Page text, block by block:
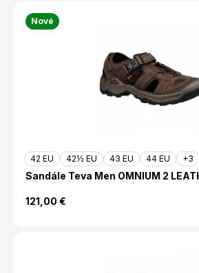
Nové
42 EU 42½ EU 43 EU 44 EU +3
Sandále Teva Men OMNIUM 2
121,00 €